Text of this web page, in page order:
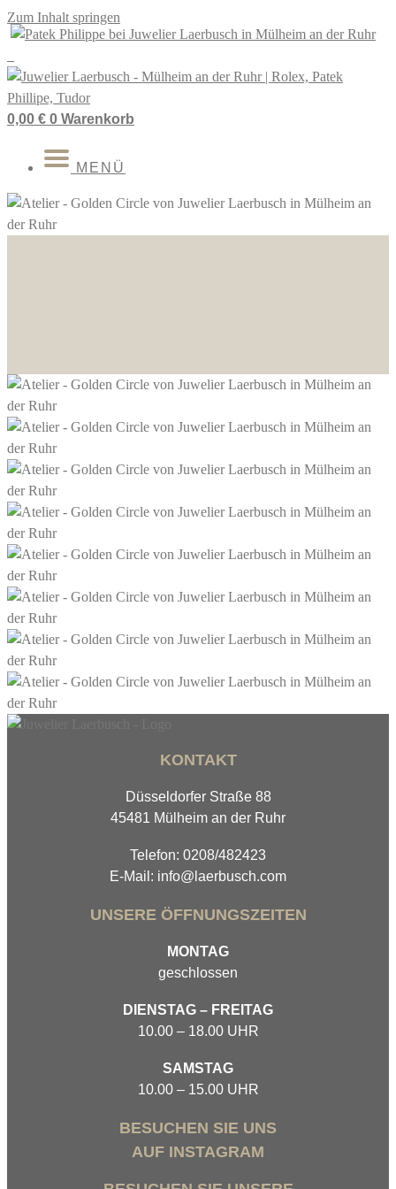
Zum Inhalt springen
0,00 € 0 Warenkorb
MENÜ
KONTAKT
Düsseldorfer Straße 88
45481 Mülheim an der Ruhr
Telefon: 0208/482423
E-Mail: info@laerbusch.com
UNSERE ÖFFNUNGSZEITEN
MONTAG
geschlossen
DIENSTAG – FREITAG
10.00 – 18.00 UHR
SAMSTAG
10.00 – 15.00 UHR
BESUCHEN SIE UNS
AUF INSTAGRAM